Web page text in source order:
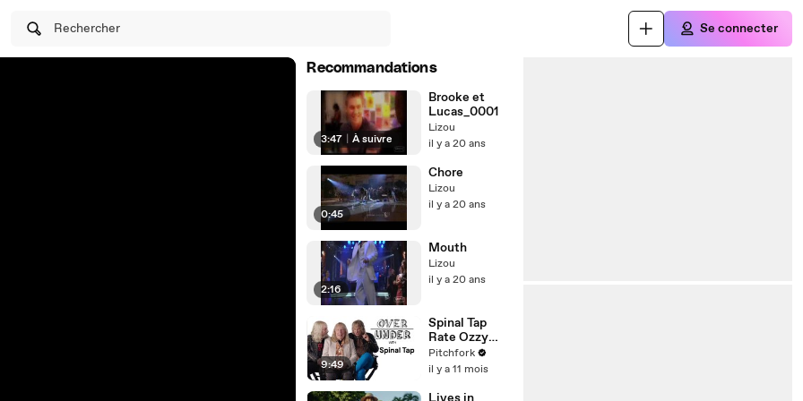
Rechercher Se connecter
Recommandations
3:47 À suivre
Brooke et
Lucas_0001
Lizou
il y a 20 ans
0:45
Chore
Lizou
il y a 20 ans
2:16
Mouth
Lizou
il y a 20 ans
9:49
Spinal Tap
Rate Ozzy
Osbourne,
Auto-Tune,
Pitchfork
il y a 11 mois